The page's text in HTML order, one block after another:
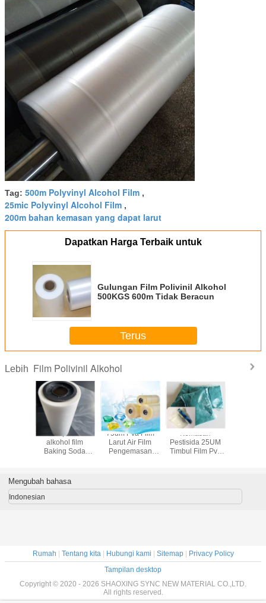
Tag: 500m Polyvinyl Alcohol Film ,
25mic Polyvinyl Alcohol Film ,
200m bahan kemasan yang dapat larut
Dapatkan Harga Terbaik untuk
Gulungan Film Polivinil Alkohol
500KGS 600m Tidak Beracun
Terus
Lebih Film Polivinil Alkohol
35um polivinil
alkohol film
Baking Soda
75um Pva Film
Larut Air Film
Pengemasan
Kemasan
Pestisida 25UM
Timbul Film Pva
Mengubah bahasa
Indonesian
Rumah Tentang kita| Hubungi kami Sitemap|
Privacy Policy
Tampilan desktop
Copyright © 2020 - 2026 SHAOXING SYNC NEW MATERIAL CO.,LTD.
All rights reserved.